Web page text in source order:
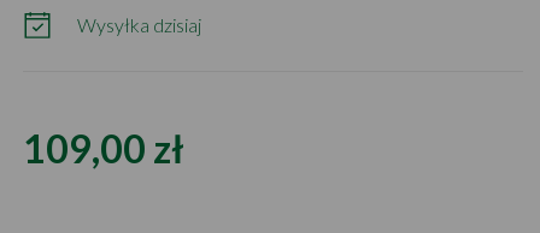
Wysyłka dzisiaj
109,00 zł